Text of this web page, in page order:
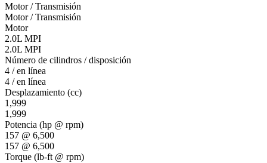
Motor / Transmisión
Motor / Transmisión
Motor
2.0L MPI
2.0L MPI
Número de cilindros / disposición
4 / en línea
4 / en línea
Desplazamiento (cc)
1,999
1,999
Potencia (hp @ rpm)
157 @ 6,500
157 @ 6,500
Torque (lb-ft @ rpm)